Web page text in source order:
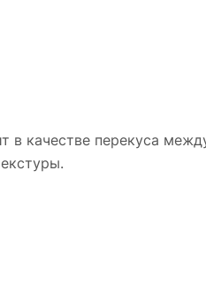
в качестве перекуса